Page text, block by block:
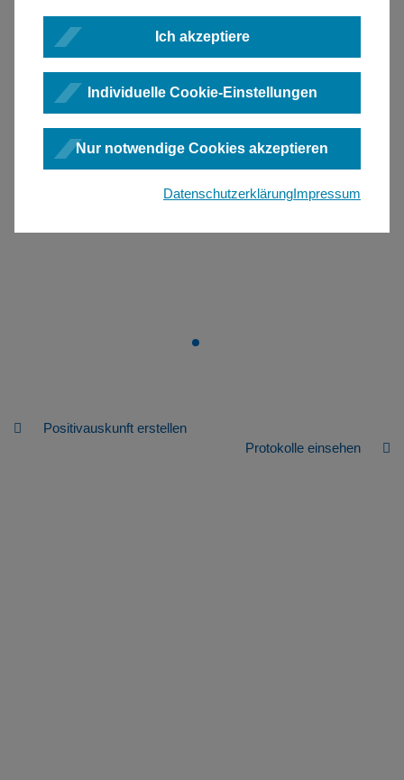
Ich akzeptiere
Individuelle Cookie-Einstellungen
Nur notwendige Cookies akzeptieren
DatenschutzerklärungImpressum
1
Positivauskunft erstellen
Protokolle einsehen